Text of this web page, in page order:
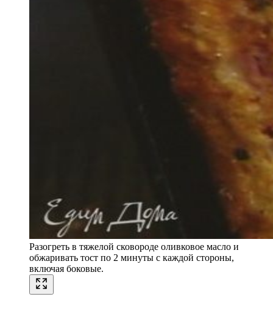
Разогреть в тяжелой сковороде оливковое масло и
обжаривать тост по 2 минуты с каждой стороны,
включая боковые.